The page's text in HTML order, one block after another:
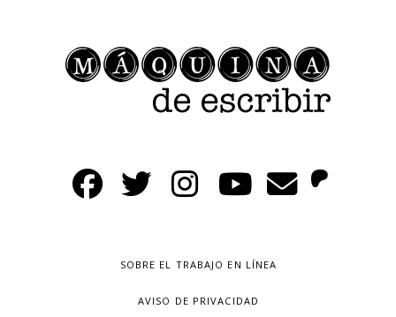
SOBRE EL TRABAJO EN LÍNEA
AVISO DE PRIVACIDAD